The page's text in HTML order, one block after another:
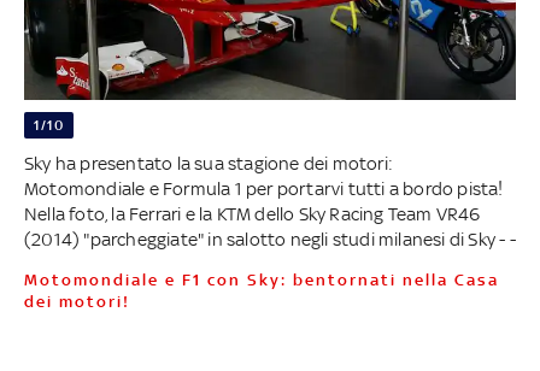
1/10
Sky ha presentato la sua stagione dei motori:
Motomondiale e Formula 1 per portarvi tutti a bordo pista!
Nella foto, la Ferrari e la KTM dello Sky Racing Team VR46
(2014) "parcheggiate" in salotto negli studi milanesi di Sky - -
Motomondiale e F1 con Sky: bentornati nella Casa
dei motori!